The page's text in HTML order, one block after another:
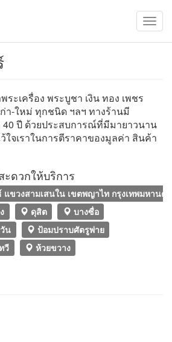
ะเครื่อง พระบูชา เงิน ทอง เพชร
า-ใหม่ ทุกชนิด ฯลฯ ทางร้านมี
ปี ด้วยประสบการณ์ที่มีมายาวนาน
จเราในการตีราคาของมูลค่า สินค้า
ดวกให้บริการ
ขวงสามเสนใน เขตพญาไท กรุงเทพมหานค
ดุสิต
บางซื่อ
น
ป้อมปราบศัตรูพ่าย
วี ห้วยขวาง